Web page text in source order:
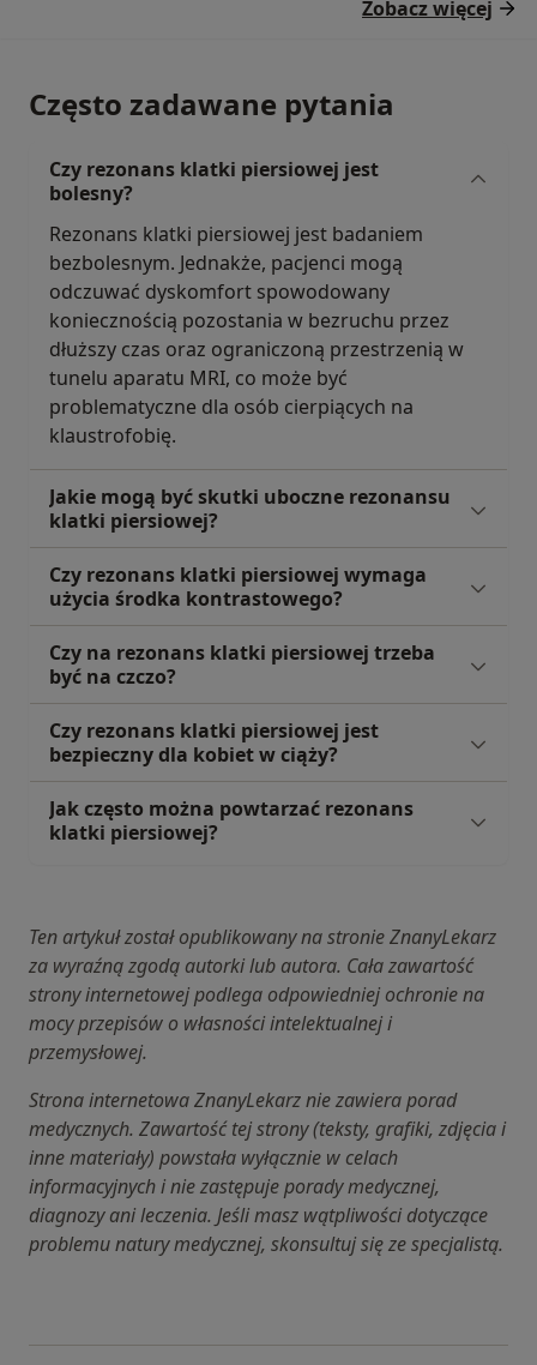
Zobacz więcej
Często zadawane pytania
Czy rezonans klatki piersiowej jest
bolesny?
Rezonans klatki piersiowej jest badaniem
bezbolesnym. Jednakże, pacjenci mogą
odczuwać dyskomfort spowodowany
koniecznością pozostania w bezruchu przez
dłuższy czas oraz ograniczoną przestrzenią w
tunelu aparatu MRI, co może być
problematyczne dla osób cierpiących na
klaustrofobię.
Jakie mogą być skutki uboczne rezonansu
klatki piersiowej?
Czy rezonans klatki piersiowej wymaga
użycia środka kontrastowego?
Czy na rezonans klatki piersiowej trzeba
być na czczo?
Czy rezonans klatki piersiowej jest
bezpieczny dla kobiet w ciąży?
Jak często można powtarzać rezonans
klatki piersiowej?
Ten artykuł został opublikowany na stronie ZnanyLekarz
za wyraźną zgodą autorki lub autora. Cała zawartość
strony internetowej podlega odpowiedniej ochronie na
mocy przepisów o własności intelektualnej i
przemysłowej.
Strona internetowa ZnanyLekarz nie zawiera porad
medycznych. Zawartość tej strony (teksty, grafiki, zdjęcia i
inne materiały) powstała wyłącznie w celach
informacyjnych i nie zastępuje porady medycznej,
diagnozy ani leczenia. Jeśli masz wątpliwości dotyczące
problemu natury medycznej, skonsultuj się ze specjalistą.